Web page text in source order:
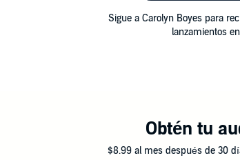
Sigue a Carolyn Boyes para
lanzamientos
Obtén tu
$8.99 al mes después de 30